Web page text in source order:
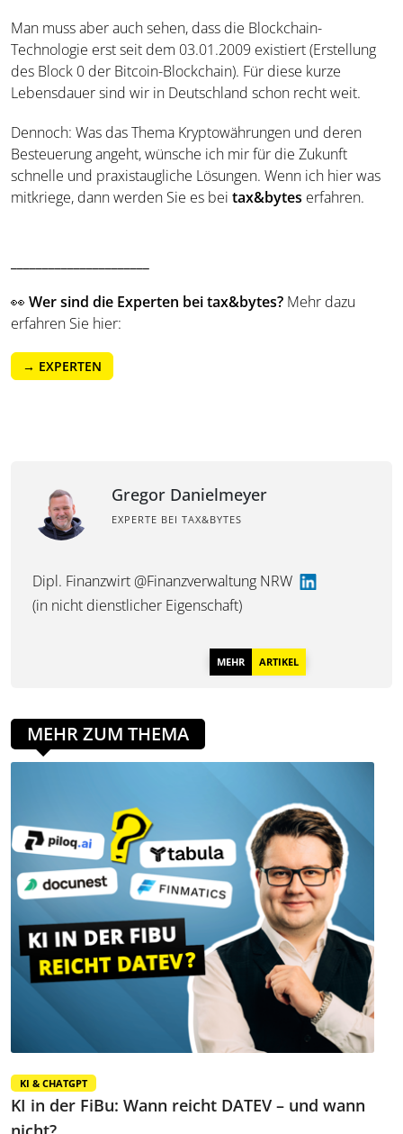
Man muss aber auch sehen, dass die Blockchain-
Technologie erst seit dem 03.01.2009 existiert (Erstellung
des Block 0 der Bitcoin-Blockchain). Für diese kurze
Lebensdauer sind wir in Deutschland schon recht weit.
Dennoch: Was das Thema Kryptowährungen und deren
Besteuerung angeht, wünsche ich mir für die Zukunft
schnelle und praxistaugliche Lösungen. Wenn ich hier was
mitkriege, dann werden Sie es bei tax&bytes erfahren.
👀 Wer sind die Experten bei tax&bytes? Mehr dazu
erfahren Sie hier:
→ EXPERTEN
Gregor Danielmeyer
EXPERTE BEI TAX&BYTES
Dipl. Finanzwirt @Finanzverwaltung NRW
(in nicht dienstlicher Eigenschaft)
MEHR ARTIKEL
MEHR ZUM THEMA
KI & CHATGPT
KI in der FiBu: Wann reicht DATEV – und wann